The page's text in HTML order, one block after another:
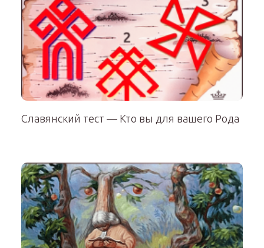
Славянский тест — Кто вы для вашего Рода